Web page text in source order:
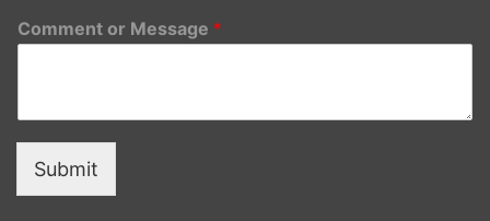
Comment or Message *
Submit